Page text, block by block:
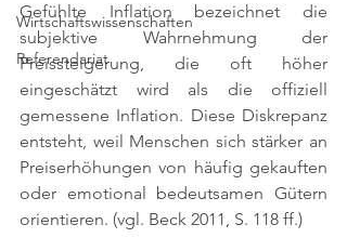
Wirtschaftswissenschaften
Referendariat
Gefühlte Inflation bezeichnet die
subjektive Wahrnehmung der
Preissteigerung, die oft höher
eingeschätzt wird als die offiziell
gemessene Inflation. Diese Diskrepanz
entsteht, weil Menschen sich stärker an
Preiserhöhungen von häufig gekauften
oder emotional bedeutsamen Gütern
orientieren. (vgl. Beck 2011, S. 118 ff.)